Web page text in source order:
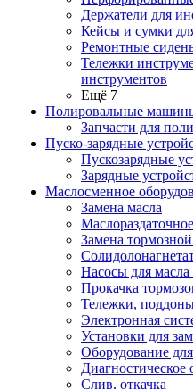
Держатели для
Кейсы и сумки
Ремонтные
Тележки
инструментов
Ещё 7
Полировальные
Запчасти для
Пуско-зарядные
Пускозарядные
Зарядные
Маслосменное
Замена масла
Маслораздаточное
Замена
Насосы для масла
Прокачка
Тележки,
Электронная
Установки для
Оборудование
Диагностическое
Слив, откачка